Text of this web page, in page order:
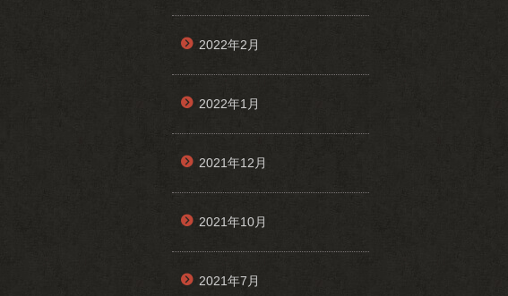
2022年2月
2022年1月
2021年12月
2021年10月
2021年7月